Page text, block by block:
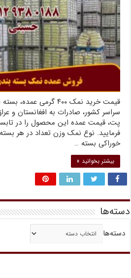
سراسر کشور، صادرات به افغانستان و
فرمایید. نوع نمک وزن تعداد در هر
خوراکی بسته …
بیشتر بخوانید »
دسته‌ها
دسته‌ها